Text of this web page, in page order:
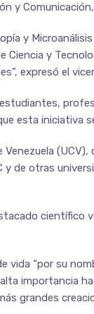
y Comunicación,
y
y
expresó el
esta iniciativa
y de otras
científico
vida “por su
importancia
grandes